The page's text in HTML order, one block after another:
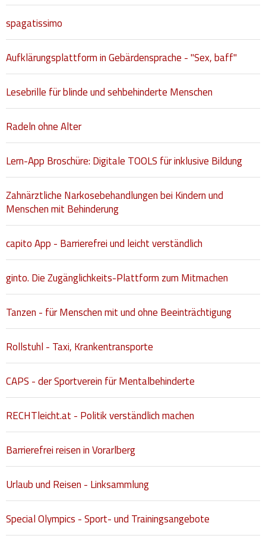
spagatissimo
Aufklärungsplattform in Gebärdensprache - "Sex, baff"
Lesebrille für blinde und sehbehinderte Menschen
Radeln ohne Alter
Lern-App Broschüre: Digitale TOOLS für inklusive Bildung
Zahnärztliche Narkosebehandlungen bei Kindern und
Menschen mit Behinderung
capito App - Barrierefrei und leicht verständlich
ginto. Die Zugänglichkeits-Plattform zum Mitmachen
Tanzen - für Menschen mit und ohne Beeinträchtigung
Rollstuhl - Taxi, Krankentransporte
CAPS - der Sportverein für Mentalbehinderte
RECHTleicht.at - Politik verständlich machen
Barrierefrei reisen in Vorarlberg
Urlaub und Reisen - Linksammlung
Special Olympics - Sport- und Trainingsangebote